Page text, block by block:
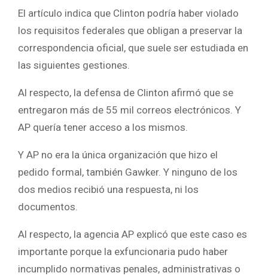
El artículo indica que Clinton podría haber violado
los requisitos federales que obligan a preservar la
correspondencia oficial, que suele ser estudiada en
las siguientes gestiones.
Al respecto, la defensa de Clinton afirmó que se
entregaron más de 55 mil correos electrónicos. Y
AP quería tener acceso a los mismos.
Y AP no era la única organización que hizo el
pedido formal, también Gawker. Y ninguno de los
dos medios recibió una respuesta, ni los
documentos.
Al respecto, la agencia AP explicó que este caso es
importante porque la exfuncionaria pudo haber
incumplido normativas penales, administrativas o